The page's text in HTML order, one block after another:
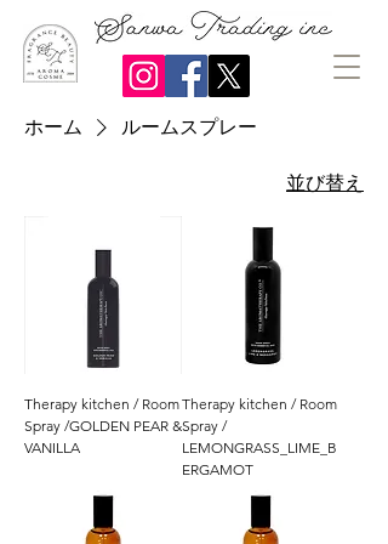
ホーム ルームスプレー
並び替え
Therapy kitchen / Room
Spray /GOLDEN PEAR &
VANILLA
Therapy kitchen / Room
Spray /
LEMONGRASS_LIME_B
ERGAMOT